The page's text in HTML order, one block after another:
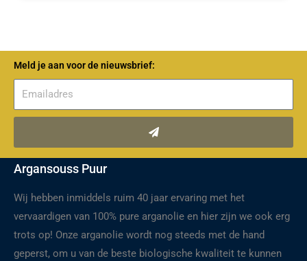
Meld je aan voor de nieuwsbrief:
Verzenden
Argansouss Puur
Wij hebben inmiddels ruim 40 jaar ervaring met het
vervaardigen van 100% pure arganolie en hier zijn we ook erg
trots op! Onze arganolie wordt nog steeds met de hand
geperst, om u van de beste biologische kwaliteit te kunnen